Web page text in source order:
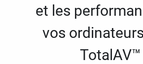
et les
vos
TotalAV™